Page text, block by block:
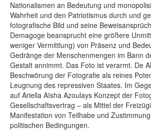
Nationalismen an Bedeutung und
Wahrheit und den Patriotismus durch und
fotografische Bild und seine
Demagoge beansprucht eine größere
weniger Vermittlung) von Präsenz und
Gedränge der Menschenmengen im Bann
Gestalt annimmt. Das Foto ist verarmt. De
Beschwörung der Fotografie als reines
Leugnung des repressiven Staates. Im
auf Ariella Aïsha Azoulays Konzept der
Gesellschaftsvertrag – als Mittel der
Manifestation von Teilhabe und
politischen Bedingungen.